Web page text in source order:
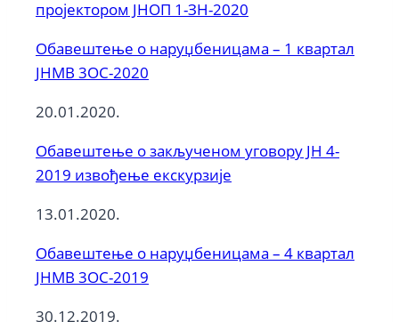
пројектором ЈНОП 1-ЗН-2020
Обавештење о наруџбеницама – 1 квартал
ЈНМВ 3ОС-2020
20.01.2020.
Обавештење о закљученом уговору ЈН 4-
2019 извођење екскурзије
13.01.2020.
Обавештење о наруџбеницама – 4 квартал
ЈНМВ 3ОС-2019
30.12.2019.